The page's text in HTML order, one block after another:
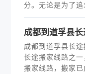
分。无论是为了追
成都到道孚县
成都到道孚县长
长途搬家线路之
搬家线路，搬家